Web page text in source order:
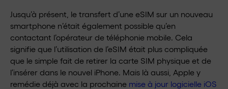
Jusqu’à présent, le transfert d’une eSIM sur un nouveau
smartphone n’était également possible qu’en
contactant l’opérateur de téléphonie mobile. Cela
signifie que l’utilisation de l’eSIM était plus compliquée
que le simple fait de retirer la carte SIM physique et de
l’insérer dans le nouvel iPhone. Mais là aussi, Apple y
remédie déjà avec la prochaine mise à jour logicielle iOS